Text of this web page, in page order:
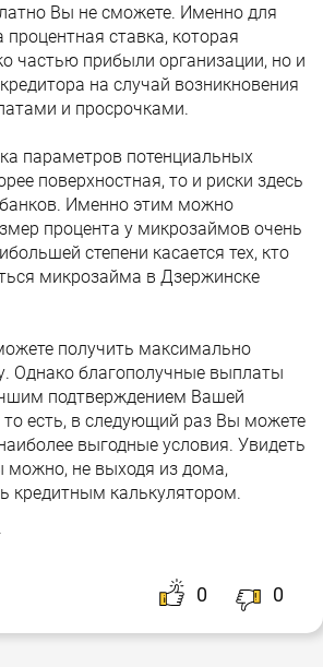
Вы не сможете. Именно для
процентная ставка, которая
частью прибыли организации, но и
на случай возникновения
и просрочками.
параметров потенциальных
поверхностная, то и риски здесь
Именно этим можно
процента у микрозаймов очень
степени касается тех, кто
микрозайма в Дзержинске
получить максимально
Однако благополучные выплаты
подтверждением Вашей
то есть, в следующий раз Вы можете
выгодные условия. Увидеть
можно, не выходя из дома,
кредитным калькулятором.
0 0